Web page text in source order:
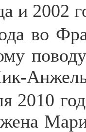
и 2002
во
2010